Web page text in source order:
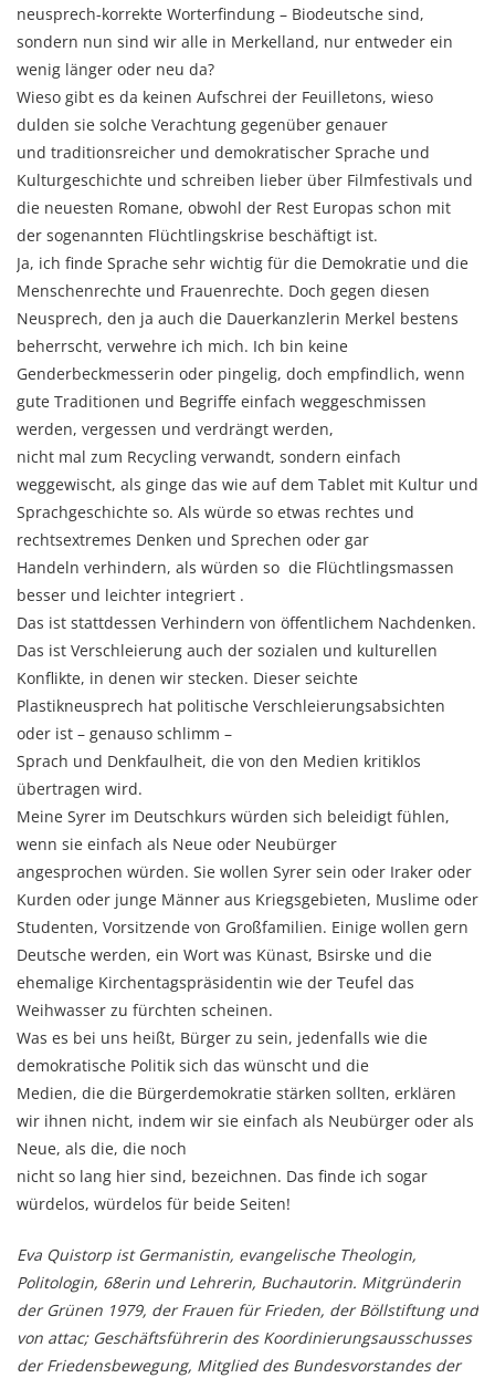
neusprech-korrekte Worterfindung – Biodeutsche sind,
sondern nun sind wir alle in Merkelland, nur entweder ein
wenig länger oder neu da?
Wieso gibt es da keinen Aufschrei der Feuilletons, wieso
dulden sie solche Verachtung gegenüber genauer
und traditionsreicher und demokratischer Sprache und
Kulturgeschichte und schreiben lieber über Filmfestivals und
die neuesten Romane, obwohl der Rest Europas schon mit
der sogenannten Flüchtlingskrise beschäftigt ist.
Ja, ich finde Sprache sehr wichtig für die Demokratie und die
Menschenrechte und Frauenrechte. Doch gegen diesen
Neusprech, den ja auch die Dauerkanzlerin Merkel bestens
beherrscht, verwehre ich mich. Ich bin keine
Genderbeckmesserin oder pingelig, doch empfindlich, wenn
gute Traditionen und Begriffe einfach weggeschmissen
werden, vergessen und verdrängt werden,
nicht mal zum Recycling verwandt, sondern einfach
weggewischt, als ginge das wie auf dem Tablet mit Kultur und
Sprachgeschichte so. Als würde so etwas rechtes und
rechtsextremes Denken und Sprechen oder gar
Handeln verhindern, als würden so die Flüchtlingsmassen
besser und leichter integriert .
Das ist stattdessen Verhindern von öffentlichem Nachdenken.
Das ist Verschleierung auch der sozialen und kulturellen
Konflikte, in denen wir stecken. Dieser seichte
Plastikneusprech hat politische Verschleierungsabsichten
oder ist – genauso schlimm –
Sprach und Denkfaulheit, die von den Medien kritiklos
übertragen wird.
Meine Syrer im Deutschkurs würden sich beleidigt fühlen,
wenn sie einfach als Neue oder Neubürger
angesprochen würden. Sie wollen Syrer sein oder Iraker oder
Kurden oder junge Männer aus Kriegsgebieten, Muslime oder
Studenten, Vorsitzende von Großfamilien. Einige wollen gern
Deutsche werden, ein Wort was Künast, Bsirske und die
ehemalige Kirchentagspräsidentin wie der Teufel das
Weihwasser zu fürchten scheinen.
Was es bei uns heißt, Bürger zu sein, jedenfalls wie die
demokratische Politik sich das wünscht und die
Medien, die die Bürgerdemokratie stärken sollten, erklären
wir ihnen nicht, indem wir sie einfach als Neubürger oder als
Neue, als die, die noch
nicht so lang hier sind, bezeichnen. Das finde ich sogar
würdelos, würdelos für beide Seiten!
Eva Quistorp ist Germanistin, evangelische Theologin,
Politologin, 68erin und Lehrerin, Buchautorin. Mitgründerin
der Grünen 1979, der Frauen für Frieden, der Böllstiftung und
von attac; Geschäftsführerin des Koordinierungsausschusses
der Friedensbewegung, Mitglied des Bundesvorstandes der